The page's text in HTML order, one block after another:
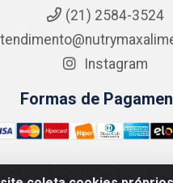
(21) 2584-3524
Instagram
Formas de